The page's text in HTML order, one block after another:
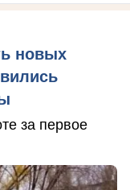
новых
за первое